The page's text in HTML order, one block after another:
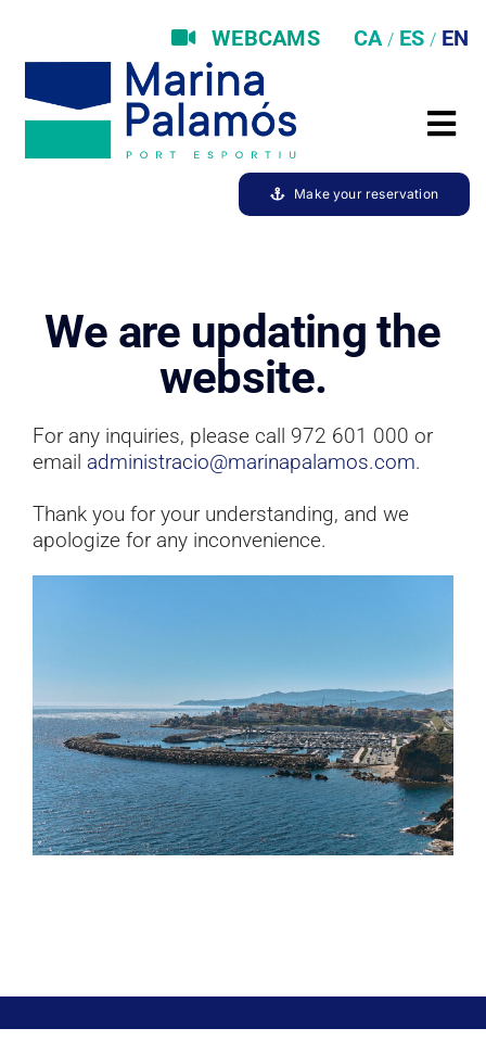
content
WEBCAMS
Berths
Environment
News
Documentation
Make your reservation
We are updating the
website.
For any inquiries, please call 972 601 000 or
email administracio@marinapalamos.com.
Thank you for your understanding, and we
apologize for any inconvenience.